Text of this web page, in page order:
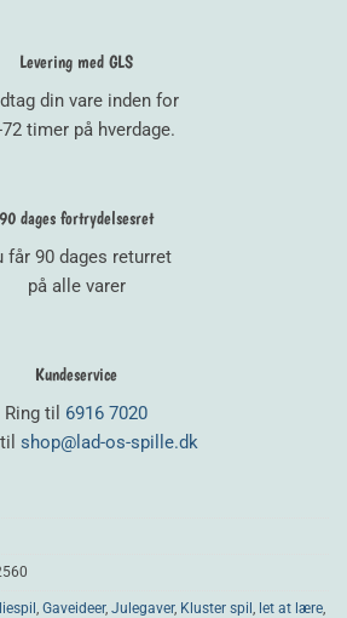
Levering med GLS
din vare inden for
timer på hverdage.
90 dages fortrydelsesret
får 90 dages returret
på alle varer
Kundeservice
Ring til 6916 7020
shop@lad-os-spille.dk
Gaveideer, Julegaver, Kluster spil let at lære